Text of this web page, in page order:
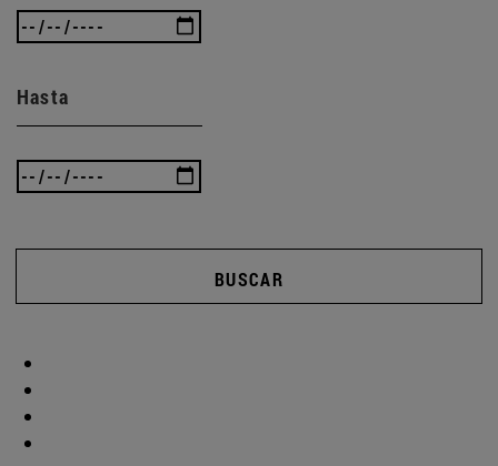
Hasta
BUSCAR